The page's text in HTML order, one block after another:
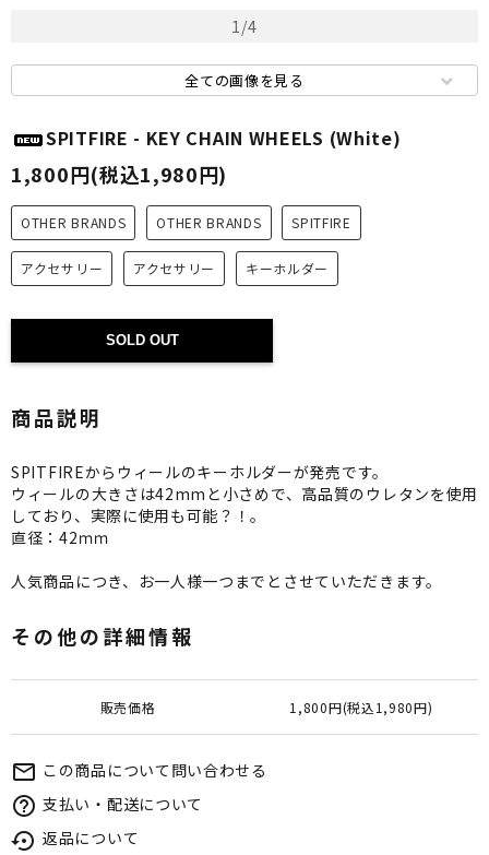
1/4
全ての画像を見る
SPITFIRE - KEY CHAIN WHEELS (White)
1,800円(税込1,980円)
OTHER BRANDS OTHER BRANDS SPITFIRE
アクセサリー アクセサリー キーホルダー
SOLD OUT
商品説明
SPITFIREからウィールのキーホルダーが発売です。
ウィールの大きさは42mmと小さめで、高品質のウレタンを使用
しており、実際に使用も可能？！。
直径：42ｍｍ
人気商品につき、お一人様一つまでとさせていただきます。
その他の詳細情報
販売価格 1,800円(税込1,980円)
mail_outline この商品について問い合わせる
help_outline 支払い・配送について
settings_backup_restore 返品について